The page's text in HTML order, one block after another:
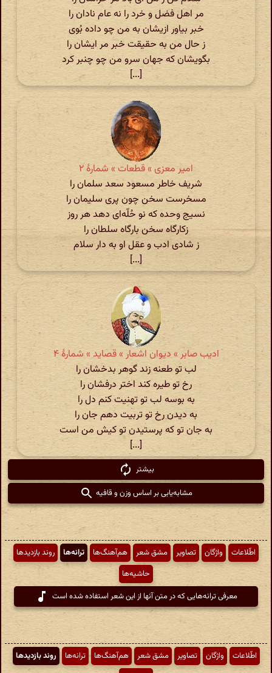
مر اهل فضل و خرد را نه عام نادان را
خبر بیاور ازیشان به من چو داده بُوی
ز حال من به حقیقت خبر مر ایشان را
بگویشان که جهان سرو من چو چنبر کرد
[...]
امیر معزی » قطعات » شمارهٔ ۲
شریف خاطر مسعود سعد سلمان را
مسخرست سخن چون پری سلیمان را
نسیج وحده که نو حُلّه‌ای دهد هر روز
زکارگاه سخن بارگاه سلطان را
ز شادی ادب و عقل او به دار سلام
[...]
ادیب صابر » دیوان اشعار » قصاید » شمارهٔ ۴
لب تو طعنه زند گوهر بدخشان را
رخ تو طیره کند اختر درفشان را
به بوسه لب تو تهنیت کنم دل را
به دیدن رخ تو تربیت دهم جان را
به جان تو که پرستیدن تو کیش من است
[...]
بیشتر
مشابه‌یابی بر اساس وزن و قافیه
اطّلاعات واژگان تصاویر مشق شعر هم‌آهنگ‌ها ترانه‌ها
روند بازدیدها
حاشیه‌ها
معرفی ترانه‌هایی که در متن آنها از این شعر استفاده شده است
اطّلاعات واژگان تصاویر مشق شعر هم‌آهنگ‌ها ترانه‌ها
روند بازدیدها